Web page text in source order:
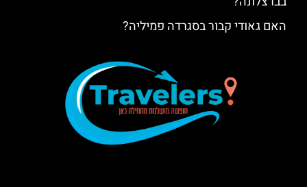
האם גאודי קבור בסגרדה פמיליה?